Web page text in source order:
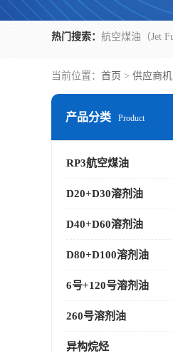
热门搜索：
当前位置： 首页 > 供应商机
产品分类 Product
RP3航空煤油
D20+D30溶剂油
D40+D60溶剂油
D80+D100溶剂油
6号+120号溶剂油
260号溶剂油
异构烷烃